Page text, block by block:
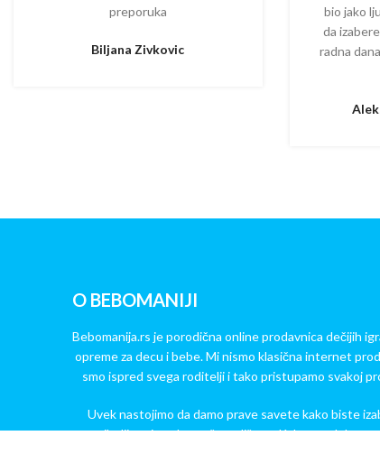
preporuka
Biljana Zivkovic
bio jako
da
radna
O BEBOMANIJI
Bebomanija.rs je porodična online prodavnica dečijih
opreme za decu i bebe. Mi nismo klasična internet
smo ispred svega roditelji i tako pristupamo svakoj
Uvek nastojimo da damo prave savete kako biste
najbolji proizvod za vaše mališane. Kakve god da su